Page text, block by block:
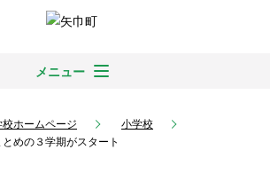
メニュー
ホームページ
小学校
とめの３学期がスタート